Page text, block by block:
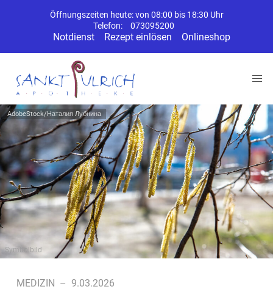
Öffnungszeiten heute: von 08:00 bis 18:30 Uhr
Telefon:
073095200
Notdienst Rezept einlösen Onlineshop
AdobeStock/Наталия Лубнина
Symbolbild
MEDIZIN – 9.03.2026